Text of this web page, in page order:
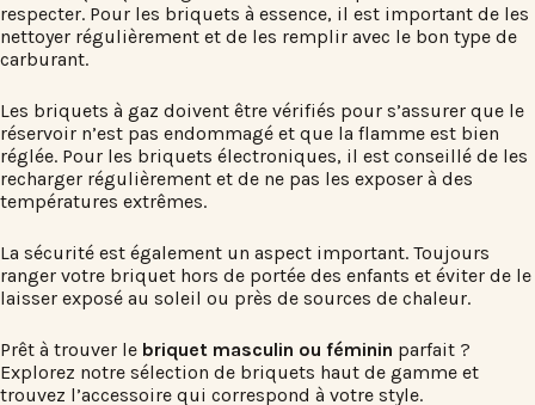
respecter. Pour les briquets à essence, il est important de les
nettoyer régulièrement et de les remplir avec le bon type de
carburant.
Les briquets à gaz doivent être vérifiés pour s’assurer que le
réservoir n’est pas endommagé et que la flamme est bien
réglée. Pour les briquets électroniques, il est conseillé de les
recharger régulièrement et de ne pas les exposer à des
températures extrêmes.
La sécurité est également un aspect important. Toujours
ranger votre briquet hors de portée des enfants et éviter de le
laisser exposé au soleil ou près de sources de chaleur.
Prêt à trouver le briquet masculin ou féminin parfait ?
Explorez notre sélection de briquets haut de gamme et
trouvez l’accessoire qui correspond à votre style.